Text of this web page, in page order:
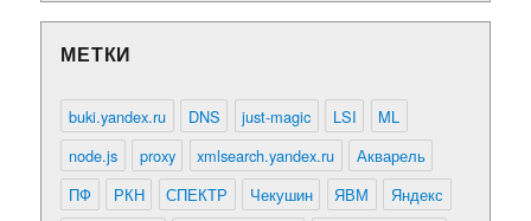
МЕТКИ
buki.yandex.ru DNS just-magic LSI
ML
node.js
proxy xmlsearch.yandex.ru
Акварель
ПФ
РКН СПЕКТР Чекушин ЯВМ
Яндекс